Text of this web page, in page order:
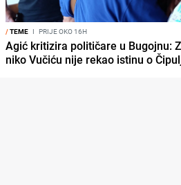
/TEME I PRIJE OKO 16H
Agić kritizira političare u Bugojnu:
niko Vučiću nije rekao istinu o